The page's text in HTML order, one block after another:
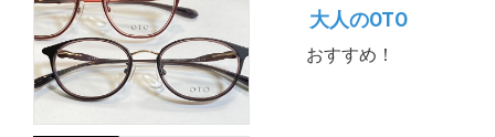
大人のOTO
おすすめ！